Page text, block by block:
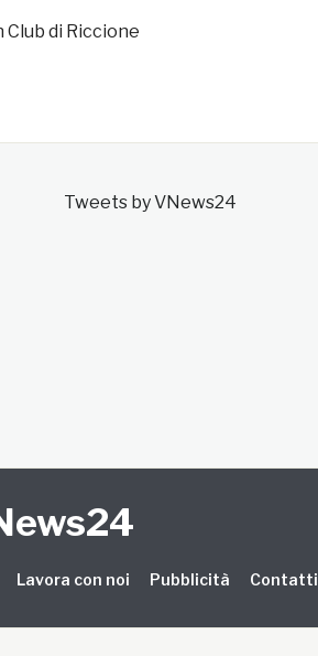
Club di Riccione
Tweets by VNews24
Lavora con noi Pubblicità Contatti